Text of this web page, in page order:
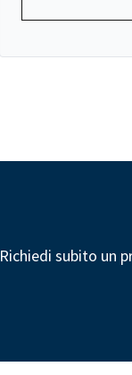
Richiedi subito un